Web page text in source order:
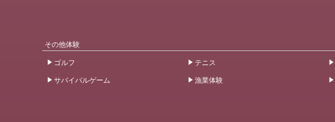
その他体験
ゴルフ
テニス
サバイバルゲーム
漁業体験